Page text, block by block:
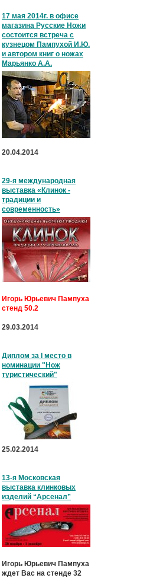
17 мая 2014г. в офисе
магазина Русские Ножи
состоится встреча с
кузнецом Пампухой И.Ю.
и автором книг о ножах
Марьянко А.А.
20.04.2014
29-я международная
выставка «Клинок -
традиции и
современность»
Игорь Юрьевич Пампуха
стенд 50.2
29.03.2014
Диплом за I место в
номинации "Нож
туристический"
25.02.2014
13-я Московская
выставка клинковых
изделий “Арсенал”
Игорь Юрьевич Пампуха
ждет Вас на стенде 32